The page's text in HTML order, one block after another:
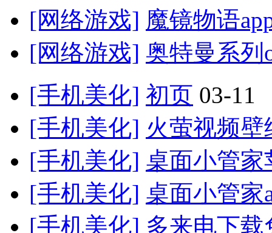
[网络游戏] 魔镜物语
[网络游戏] 奥特曼系
[手机美化] 初页 03-11
[手机美化] 火萤视频壁
[手机美化] 桌面小管家
[手机美化] 桌面小管家
[手机美化] 多来电下载